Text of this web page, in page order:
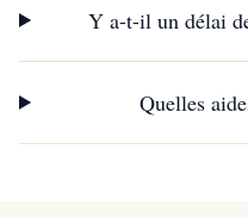
Y a-t-il un délai
Quelles